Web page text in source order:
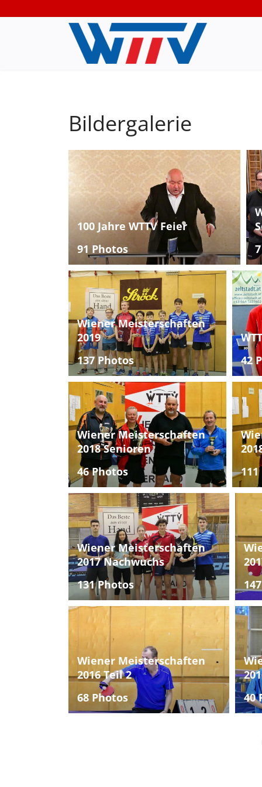
Bildergalerie
100 Jahre WTTV Feier
91 Photos
Wiener Meisterschaften
2019
137 Photos
42
Wiener Meisterschaften
2018 Senioren
46 Photos
Wiener Meisterschaften
2017 Nachwuchs
131 Photos
Wiener Meisterschaften
2016 Teil 2
68 Photos
40